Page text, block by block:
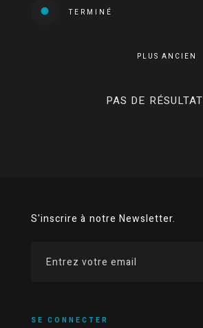
TERMINÉ
PLUS ANCIEN
PAS DE RÉSULTAT
S'inscrire à notre Newsletter.
SE CONNECTER